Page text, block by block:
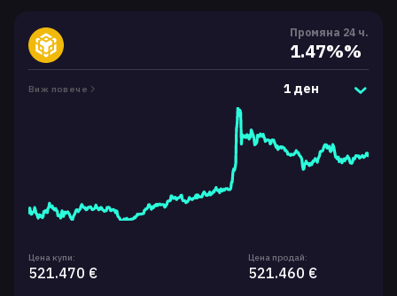
Промяна 24 ч.
1.47%%
Виж повече 1 ден
Цена купи:
521.470 €
Цена продай:
521.460 €